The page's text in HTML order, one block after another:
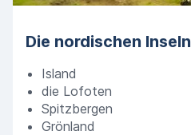
Die nordischen Inseln
Island
die Lofoten
Spitzbergen
Grönland